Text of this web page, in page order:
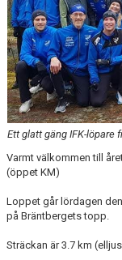
FÖRENINGEN
KLÄDKOLLEKTION
STATISTIK
TRÄNARE
LÄNKAR
BLODOMLOPPET
FAQ
Ett glatt gäng IFK-löpare
Varmt välkommen till
(öppet KM)
Loppet går lördagen
på Bräntbergets topp.
Sträckan är 3.7 km